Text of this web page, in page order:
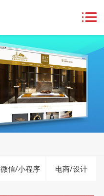
微信/小程序 电商/设计